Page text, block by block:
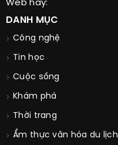
Web hay:
DANH MỤC
Công nghệ
Tin học
Cuộc sống
Khám phá
Thời trang
Ẩm thực văn hóa du lịch